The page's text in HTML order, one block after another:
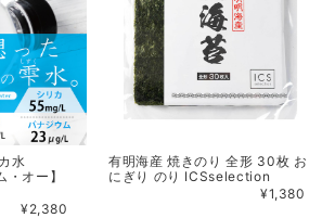
水
オー】
¥2,380
有明海産 焼きのり 全形 30枚 お
にぎり のり ICSselection
¥1,380